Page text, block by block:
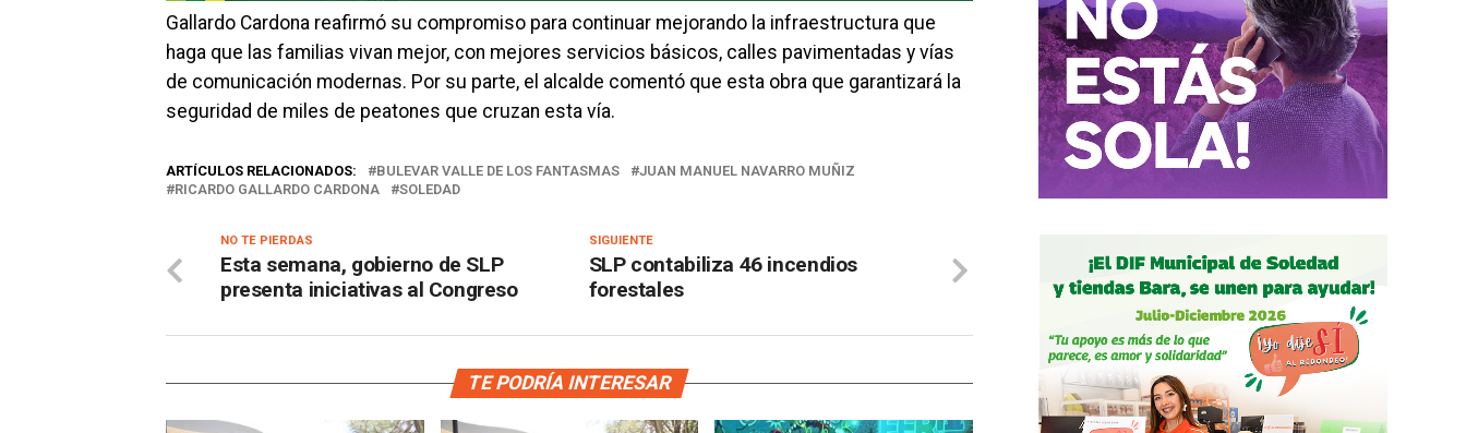
Gallardo Cardona reafirmó su compromiso para continuar mejorando la infraestructura que
haga que las familias vivan mejor, con mejores servicios básicos, calles pavimentadas y vías
de comunicación modernas. Por su parte, el alcalde comentó que esta obra que garantizará la
seguridad de miles de peatones que cruzan esta vía.
ARTÍCULOS RELACIONADOS: BULEVAR VALLE DE LOS FANTASMAS
JUAN MANUEL NAVARRO MUÑIZ
RICARDO GALLARDO CARDONA
SOLEDAD
SIGUIENTE
SLP contabiliza 46 incendios
forestales
NO TE PIERDAS
Esta semana, gobierno de SLP
presenta iniciativas al Congreso
TE PODRÍA INTERESAR